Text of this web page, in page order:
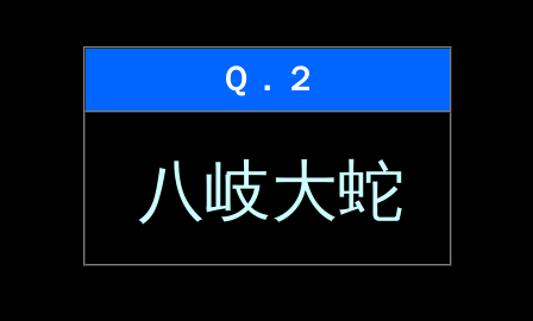
Ｑ．２
八岐大蛇